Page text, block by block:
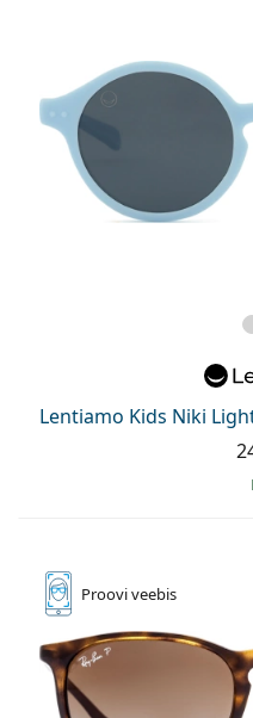
Lentiamo Kids Niki
Prooviveebis